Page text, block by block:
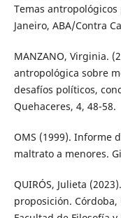
Temas
Janeiro, ABA/Contra
MANZANO, Virginia.
antropológica sobre
desafíos políticos,
Quehaceres, 4, 48-58.
OMS (1999). Informe
maltrato a menores.
QUIRÓS, Julieta
proposición.